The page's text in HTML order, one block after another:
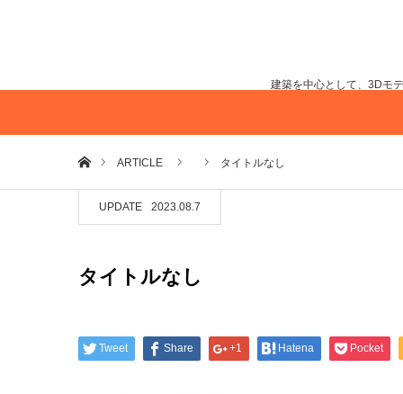
建築を中心として、3Dモ
ホームARTICLE タイトルなし
UPDATE 2023.08.7
タイトルなし
Tweet Share +1 Hatena Pocket